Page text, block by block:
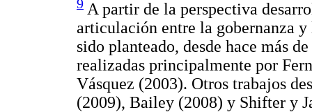
9 A partir de la perspectiva
articulación entre la gobernanza y
sido planteado, desde hace más
realizadas principalmente por
Vásquez (2003). Otros trabajos
(2009), Bailey (2008) y Shifter y